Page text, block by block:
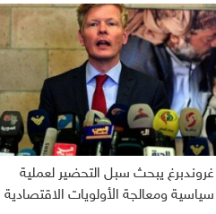
غروندبرغ يبحث سبل التحضير لعملية
سياسية ومعالجة الأولويات الاقتصادية